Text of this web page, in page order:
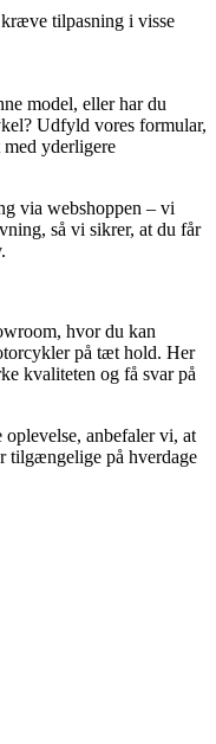
tilpasning i visse
model, eller har du
Udfyld vores formular,
yderligere
via webshoppen – vi
så vi sikrer, at du får
hvor du kan
på tæt hold. Her
kvaliteten og få svar på
anbefaler vi, at
tilgængelige på hverdage